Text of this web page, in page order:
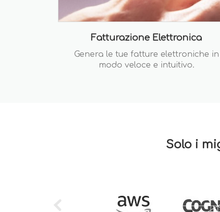
Fatturazione Elettronica
Genera le tue fatture elettroniche in
modo veloce e intuitivo.
Solo i